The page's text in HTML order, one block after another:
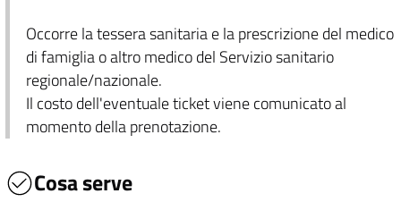
Occorre la tessera sanitaria e la prescrizione del medico
di famiglia o altro medico del Servizio sanitario
regionale/nazionale.
Il costo dell'eventuale ticket viene comunicato al
momento della prenotazione.
Cosa serve